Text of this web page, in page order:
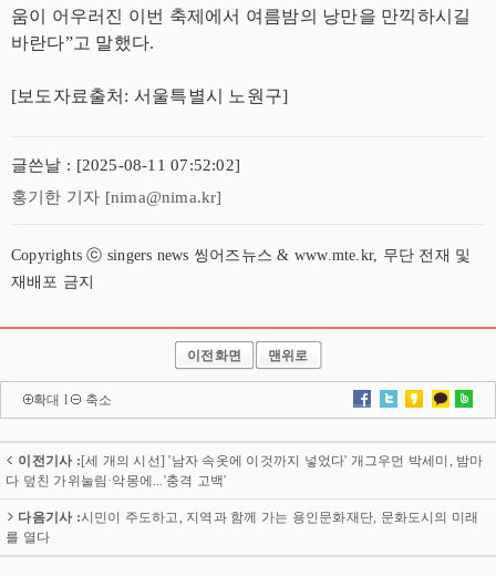
움이 어우러진 이번 축제에서 여름밤의 낭만을 만끽하시길
바란다”고 말했다.
[보도자료출처: 서울특별시 노원구]
글쓴날 : [2025-08-11 07:52:02]
홍기한 기자 [nima@nima.kr]
Copyrights ⓒ singers news 씽어즈뉴스 & www.mte.kr, 무단 전재 및
재배포 금지
이전화면 맨위로
확대 l 축소
이전기사 :[세 개의 시선] '남자 속옷에 이것까지 넣었다' 개그우먼 박세미, 밤마
다 덮친 가위눌림·악몽에...'충격 고백'
다음기사 :시민이 주도하고, 지역과 함께 가는 용인문화재단, 문화도시의 미래
를 열다